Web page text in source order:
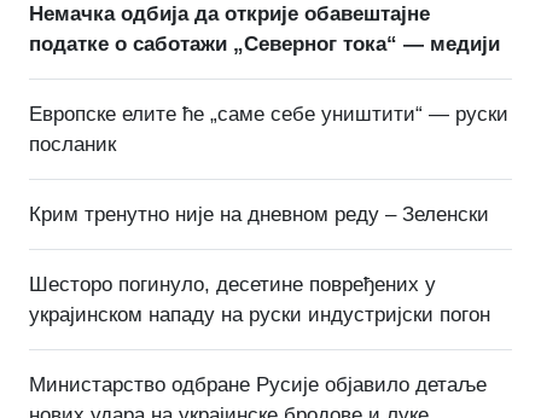
Немачка одбија да открије обавештајне
податке о саботажи „Северног тока“ — медији
Европске елите ће „саме себе уништити“ — руски
посланик
Крим тренутно није на дневном реду – Зеленски
Шесторо погинуло, десетине повређених у
украјинском нападу на руски индустријски погон
Министарство одбране Русије објавило детаље